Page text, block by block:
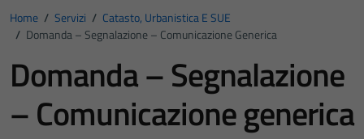
Home / Servizi / Catasto, Urbanistica E SUE
/ Domanda – Segnalazione – Comunicazione Generica
Domanda – Segnalazione
– Comunicazione generica